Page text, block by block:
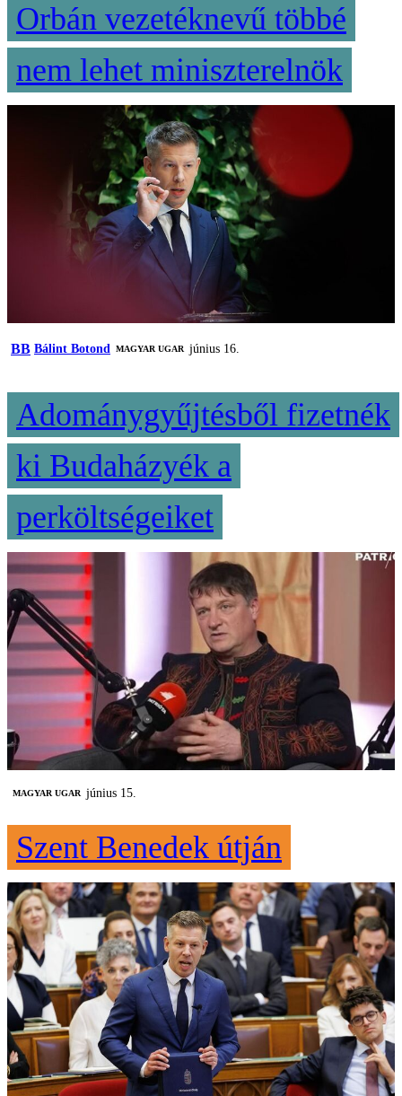
Orbán vezetéknevű többé
nem lehet miniszterelnök
BB Bálint Botond MAGYAR UGAR június 16.
Adománygyűjtésből fizetnék
ki Budaházyék a
perköltségeiket
MAGYAR UGAR június 15.
Szent Benedek útján